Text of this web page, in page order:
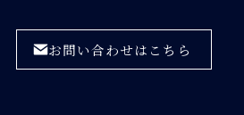
お問い合わせはこちら